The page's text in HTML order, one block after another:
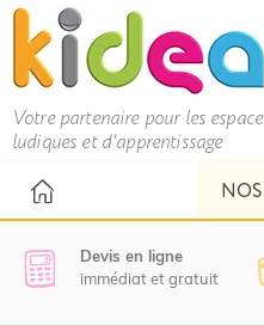
Votre partenaire pour les
ludiques et d'apprentissage
Devis en ligne
immédiat et gratuit